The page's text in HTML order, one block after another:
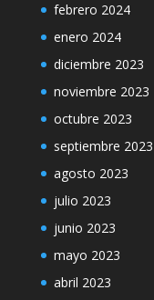
febrero 2024
enero 2024
diciembre 2023
noviembre 2023
octubre 2023
septiembre 2023
agosto 2023
julio 2023
junio 2023
mayo 2023
abril 2023